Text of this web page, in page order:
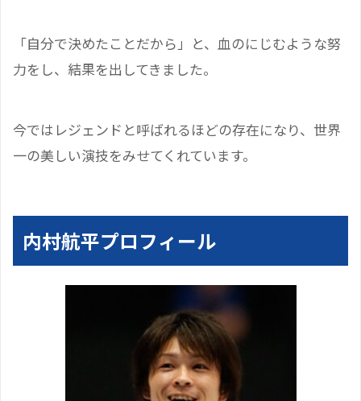
「自分で決めたことだから」と、血のにじむような努
力をし、結果を出してきました。
今ではレジェンドと呼ばれるほどの存在になり、世界
一の美しい演技をみせてくれています。
内村航平プロフィール